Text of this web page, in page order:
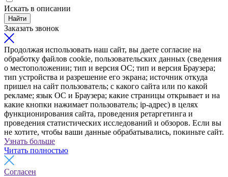
Искать в описании
Найти
Заказать звонок
Продолжая использовать наш сайт, вы даете согласие на
обработку файлов cookie, пользовательских данных (сведения
о местоположении; тип и версия ОС; тип и версия Браузера;
тип устройства и разрешение его экрана; источник откуда
пришел на сайт пользователь; с какого сайта или по какой
рекламе; язык ОС и Браузера; какие страницы открывает и на
какие кнопки нажимает пользователь; ip-адрес) в целях
функционирования сайта, проведения ретаргетинга и
проведения статистических исследований и обзоров. Если вы
не хотите, чтобы ваши данные обрабатывались, покиньте сайт.
Узнать больше
Читать полностью
Согласен